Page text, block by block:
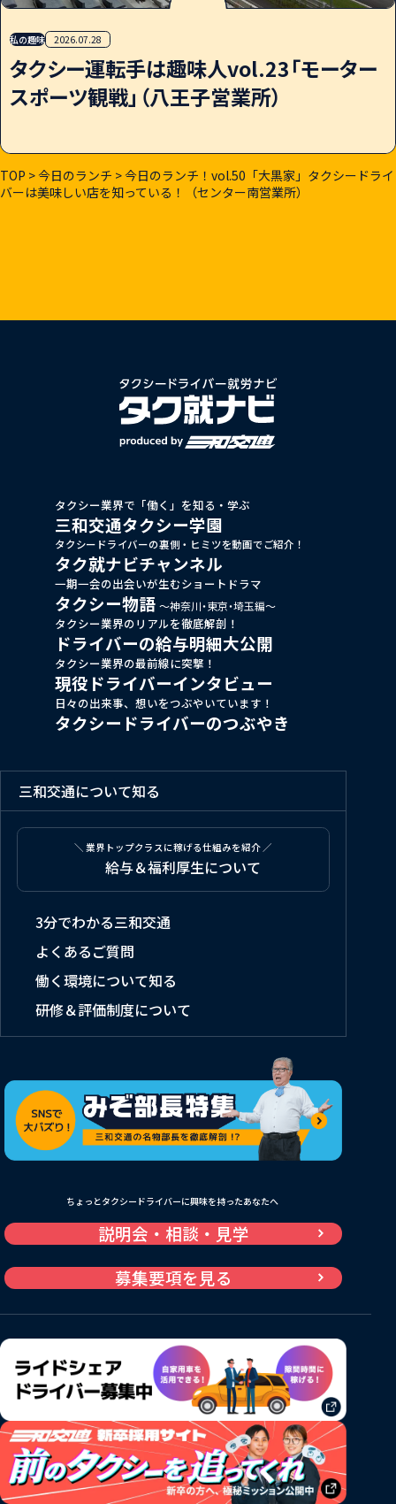
TOP >今日のランチ >今日のランチ！vol.50「大黒家」タクシードライ
バーは美味しい店を知っている！（センター南営業所）
私の趣味 2026.07.28
タクシー運転手は趣味人vol.23「モーター
スポーツ観戦」（八王子営業所）
タクシー業界で「働く」を知る・学ぶ
三和交通タクシー学園
タクシー業界のリアルを徹底解剖！
ドライバーの給与明細大公開
タクシードライバーの裏側・ヒミツを動画でご紹介！
タク就ナビチャンネル
タクシー業界の最前線に突撃！
現役ドライバーインタビュー
一期一会の出会いが生むショートドラマ
タクシー物語 ～神奈川・東京・埼玉編～
日々の出来事、想いをつぶやいています！
タクシードライバーのつぶやき
三和交通について知る
＼ 業界トップクラスに稼げる仕組みを紹介 ／
給与＆福利厚生について
3分でわかる三和交通
よくあるご質問
働く環境について知る
研修＆評価制度について
ちょっとタクシードライバーに興味を持ったあなたへ
説明会・相談・見学
募集要項を見る